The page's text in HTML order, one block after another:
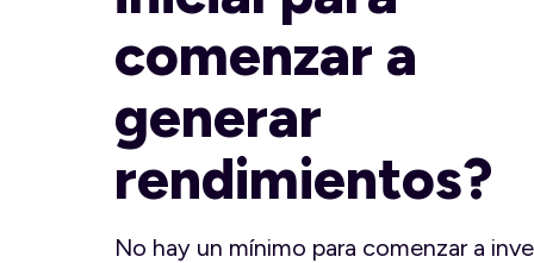
comenzar a
generar
rendimientos?
No hay un mínimo para comenzar a